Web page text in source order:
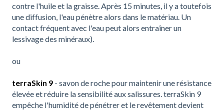
contre l'huile et la graisse. Après 15 minutes, il y a toutefois
une diffusion, l'eau pénètre alors dans le matériau. Un
contact fréquent avec l'eau peut alors entraîner un
lessivage des minéraux).
ou
terraSkin 9 - savon de roche pour maintenir une résistance
élevée et réduire la sensibilité aux salissures. terraSkin 9
empêche l'humidité de pénétrer et le revêtement devient